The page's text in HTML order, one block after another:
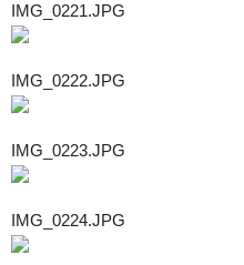
IMG_0221.JPG
IMG_0222.JPG
IMG_0223.JPG
IMG_0224.JPG